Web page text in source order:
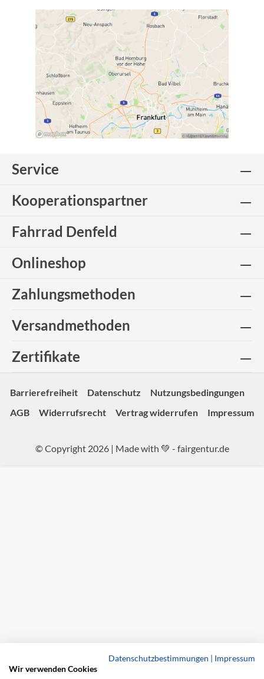
Service
Kooperationspartner
Fahrrad Denfeld
Onlineshop
Zahlungsmethoden
Versandmethoden
Zertifikate
Barrierefreiheit Datenschutz
Nutzungsbedingungen
AGB
Widerrufsrecht Vertrag widerrufen Impressum
© Copyright 2026 | Made with 💚 - fairgentur.de
Datenschutzbestimmungen | Impressum
Wir verwenden Cookies